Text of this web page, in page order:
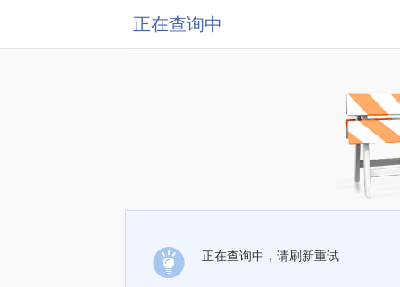
正在查询中
正在查询中，请刷新重试